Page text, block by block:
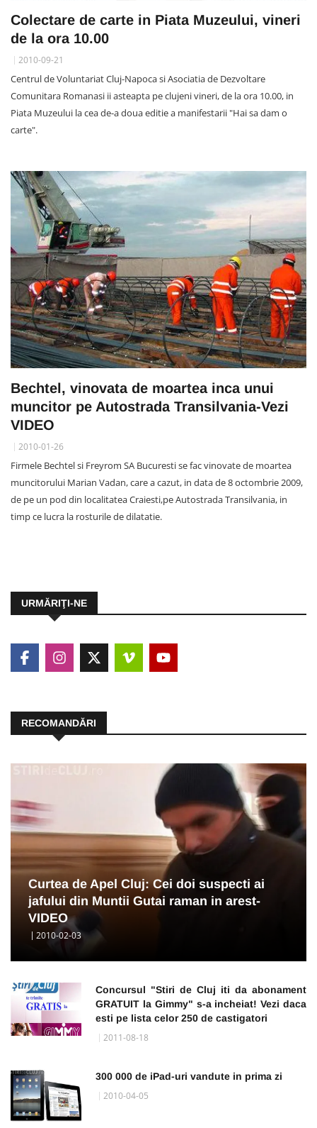
Colectare de carte in Piata Muzeului, vineri
de la ora 10.00
2010-09-21
Centrul de Voluntariat Cluj-Napoca si Asociatia de Dezvoltare
Comunitara Romanasi ii asteapta pe clujeni vineri, de la ora 10.00, in
Piata Muzeului la cea de-a doua editie a manifestarii "Hai sa dam o
carte".
Bechtel, vinovata de moartea inca unui
muncitor pe Autostrada Transilvania-Vezi
VIDEO
2010-01-26
Firmele Bechtel si Freyrom SA Bucuresti se fac vinovate de moartea
muncitorului Marian Vadan, care a cazut, in data de 8 octombrie 2009,
de pe un pod din localitatea Craiesti,pe Autostrada Transilvania, in
timp ce lucra la rosturile de dilatatie.
URMĂRIŢI-NE
RECOMANDĂRI
Curtea de Apel Cluj: Cei doi suspecti ai
jafului din Muntii Gutai raman in arest-
VIDEO
2010-02-03
Concursul "Stiri de Cluj iti da abonament
GRATUIT la Gimmy" s-a incheiat! Vezi daca
esti pe lista celor 250 de castigatori
2011-08-18
300 000 de iPad-uri vandute in prima zi
2010-04-05